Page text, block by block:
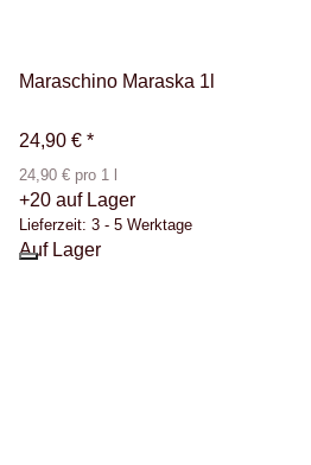
Maraschino Maraska 1l
24,90 € *
24,90 € pro 1 l
+20 auf Lager
Lieferzeit: 3 - 5 Werktage
Auf Lager